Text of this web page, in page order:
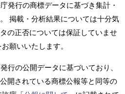
発行の商標データに基づき集計・
掲載・分析結果については十分気
の正否については保証していませ
願いいたします。
行の公開データに基づいており、
開されている商標公報等と同等の